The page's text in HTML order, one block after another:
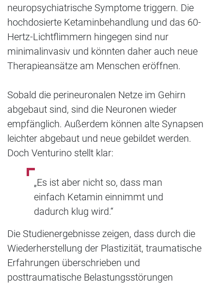
neuropsychiatrische Symptome triggern. Die
hochdosierte Ketaminbehandlung und das 60-
Hertz-Lichtflimmern hingegen sind nur
minimalinvasiv und könnten daher auch neue
Therapieansätze am Menschen eröffnen.
Sobald die perineuronalen Netze im Gehirn
abgebaut sind, sind die Neuronen wieder
empfänglich. Außerdem können alte Synapsen
leichter abgebaut und neue gebildet werden.
Doch Venturino stellt klar:
„Es ist aber nicht so, dass man
einfach Ketamin einnimmt und
dadurch klug wird.“
Die Studienergebnisse zeigen, dass durch die
Wiederherstellung der Plastizität, traumatische
Erfahrungen überschrieben und
posttraumatische Belastungsstörungen